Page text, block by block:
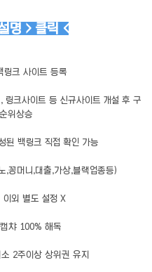
명 > 클릭 <
링크 사이트 등록
링크사이트 등 신규사이트 개설 후 구
위상승
된 백링크 직접 확인 가능
,꽁머니,대출,가상,블랙업종등)
이외 별도 설정 X
챠 100% 해독
2주이상 상위권 유지